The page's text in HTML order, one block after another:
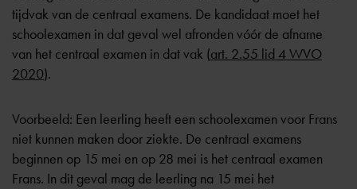
tijdvak van de centraal examens. De kandidaat moet het
schoolexamen in dat geval wel afronden vóór de afname
van het centraal examen in dat vak (art. 2.55 lid 4 WVO
2020).
Voorbeeld: Een leerling heeft een schoolexamen voor Frans
niet kunnen maken door ziekte. De centraal examens
beginnen op 15 mei en op 28 mei is het centraal examen
Frans. In dit geval mag de leerling na 15 mei het